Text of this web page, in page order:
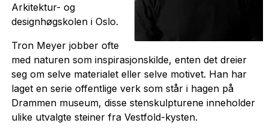
Arkitektur- og
designhøgskolen i Oslo.
Tron Meyer jobber ofte
med naturen som inspirasjonskilde, enten det dreier
seg om selve materialet eller selve motivet. Han har
laget en serie offentlige verk som står i hagen på
Drammen museum, disse stenskulpturene inneholder
ulike utvalgte steiner fra Vestfold-kysten.